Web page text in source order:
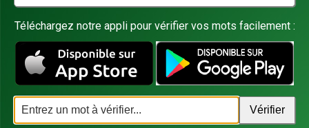
Téléchargez notre appli pour vérifier vos mots facilement :